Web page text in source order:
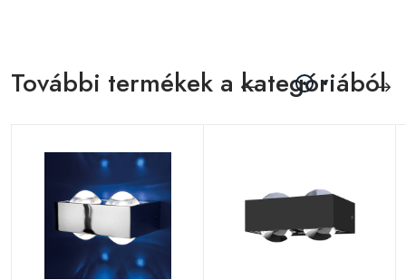
További termékek a kategóriából